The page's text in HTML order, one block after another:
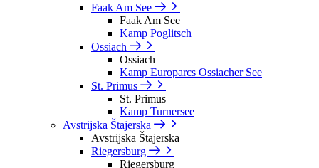
Faak Am See
Faak Am See
Kamp Poglitsch
Ossiach
Ossiach
Kamp Europarcs Ossiacher See
St. Primus
St. Primus
Kamp Turnersee
Avstrijska Štajerska
Avstrijska Štajerska
Riegersburg
Riegersburg